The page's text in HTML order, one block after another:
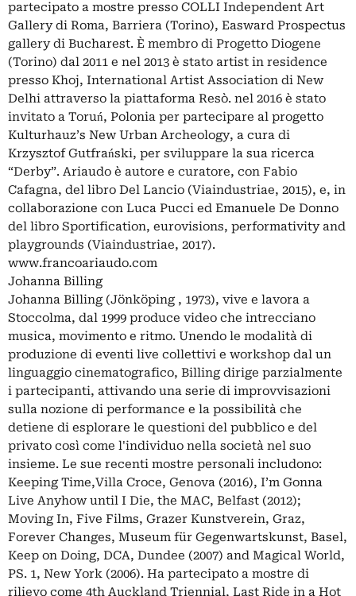
partecipato a mostre presso COLLI Independent Art
Gallery di Roma, Barriera (Torino), Easward Prospectus
gallery di Bucharest. È membro di Progetto Diogene
(Torino) dal 2011 e nel 2013 è stato artist in residence
presso Khoj, International Artist Association di New
Delhi attraverso la piattaforma Resò. nel 2016 è stato
invitato a Toruń, Polonia per partecipare al progetto
Kulturhauz’s New Urban Archeology, a cura di
Krzysztof Gutfrański, per sviluppare la sua ricerca
“Derby”. Ariaudo è autore e curatore, con Fabio
Cafagna, del libro Del Lancio (Viaindustriae, 2015), e, in
collaborazione con Luca Pucci ed Emanuele De Donno
del libro Sportification, eurovisions, performativity and
playgrounds (Viaindustriae, 2017).
www.francoariaudo.com
Johanna Billing
Johanna Billing (Jönköping , 1973), vive e lavora a
Stoccolma, dal 1999 produce video che intrecciano
musica, movimento e ritmo. Unendo le modalità di
produzione di eventi live collettivi e workshop dal un
linguaggio cinematografico, Billing dirige parzialmente
i partecipanti, attivando una serie di improvvisazioni
sulla nozione di performance e la possibilità che
detiene di esplorare le questioni del pubblico e del
privato così come l'individuo nella società nel suo
insieme. Le sue recenti mostre personali includono:
Keeping Time,Villa Croce, Genova (2016), I’m Gonna
Live Anyhow until I Die, the MAC, Belfast (2012);
Moving In, Five Films, Grazer Kunstverein, Graz,
Forever Changes, Museum für Gegenwartskunst, Basel,
Keep on Doing, DCA, Dundee (2007) and Magical World,
PS. 1, New York (2006). Ha partecipato a mostre di
rilievo come 4th Auckland Triennial, Last Ride in a Hot